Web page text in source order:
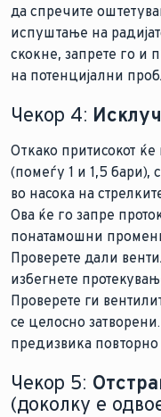
да спречите
испуштање на
скокне, запрете го и
на потенцијални
Чекор 4:
Откако притисокот
(помеѓу 1 и 1,5 бари),
во насока на
Ова ќе го запре
понатамошни промени
Проверете дали
избегнете
Проверете ги
се целосно
предизвика
Чекор 5:
(доколку е